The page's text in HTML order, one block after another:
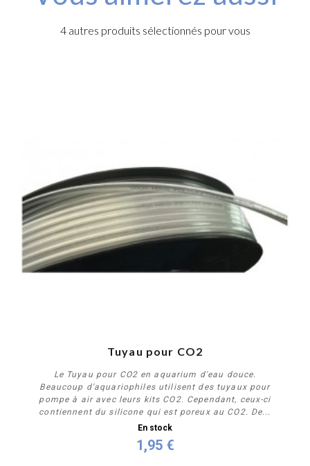
4 autres produits sélectionnés pour vous
Tuyau pour CO2
Le Tuyau pour CO2 en aquarium d'eau douce.
Beaucoup d'aquariophiles utilisent des tuyaux pour
pompe à air avec leurs kits CO2. Cependant, ceux-ci
contiennent du silicone qui est poreux au CO2. De...
En stock
1,95 €